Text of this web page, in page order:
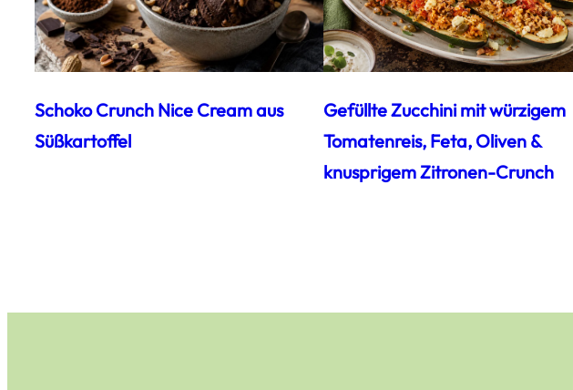
Schoko Crunch Nice Cream aus
Süßkartoffel
Gefüllte Zucchini mit würzigem
Tomatenreis, Feta, Oliven &
knusprigem Zitronen-Crunch